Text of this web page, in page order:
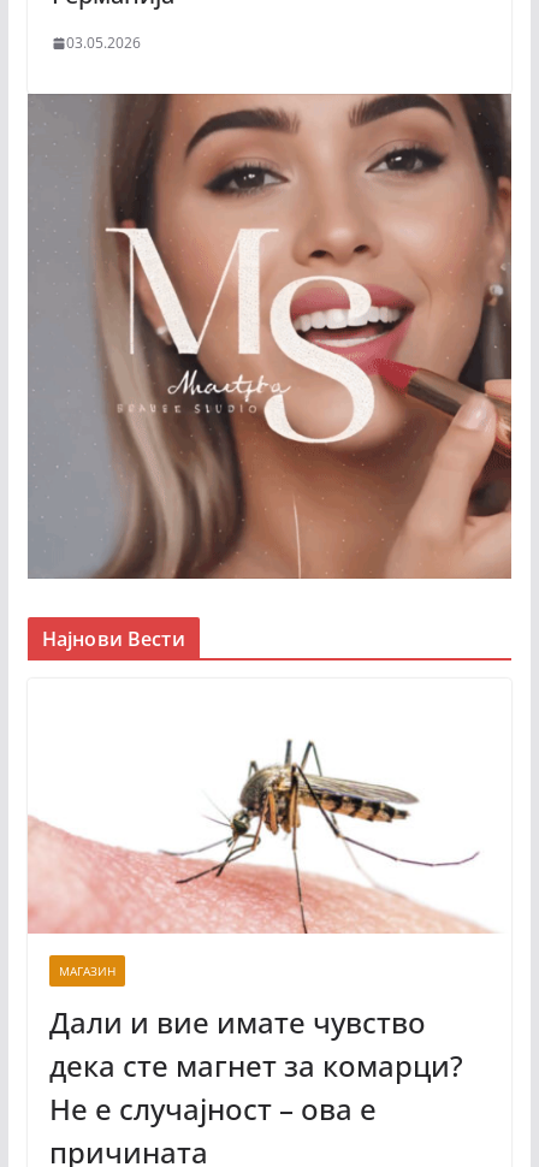
03.05.2026
Најнови Вести
МАГАЗИН
Дали и вие имате чувство
дека сте магнет за комарци?
Не е случајност – ова е
причината